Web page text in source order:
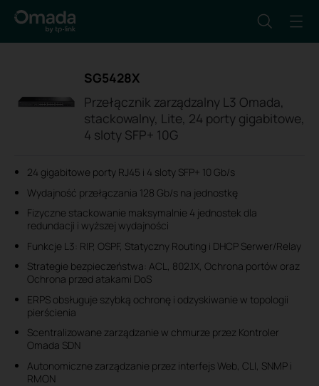
SG5428X
Przełącznik zarządzalny L3 Omada,
stackowalny, Lite, 24 porty gigabitowe,
4 sloty SFP+ 10G
24 gigabitowe porty RJ45 i 4 sloty SFP+ 10 Gb/s
Wydajność przełączania 128 Gb/s na jednostkę
Fizyczne stackowanie maksymalnie 4 jednostek dla
redundacji i wyższej wydajności
Funkcje L3: RIP, OSPF, Statyczny Routing i DHCP Serwer/Relay
Strategie bezpieczeństwa: ACL, 802.1X, Ochrona portów oraz
Ochrona przed atakami DoS
ERPS obsługuje szybką ochronę i odzyskiwanie w topologii
pierścienia
Scentralizowane zarządzanie w chmurze przez Kontroler
Omada SDN
Autonomiczne zarządzanie przez interfejs Web, CLI, SNMP i
RMON